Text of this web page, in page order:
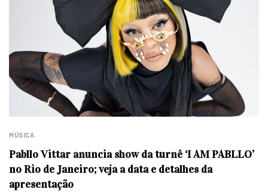
MÚSICA
Pabllo Vittar anuncia show da turnê ‘I AM PABLLO’
no Rio de Janeiro; veja a data e detalhes da
apresentação